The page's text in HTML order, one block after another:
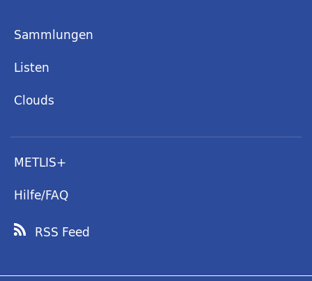
Sammlungen
Listen
Clouds
METLIS+
Hilfe/FAQ
RSS Feed